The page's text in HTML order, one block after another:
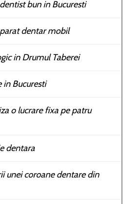
bun in Bucuresti
dentar mobil
in Drumul Taberei
Bucuresti
o lucrare fixa pe patru
dentara
unei coroane dentare din